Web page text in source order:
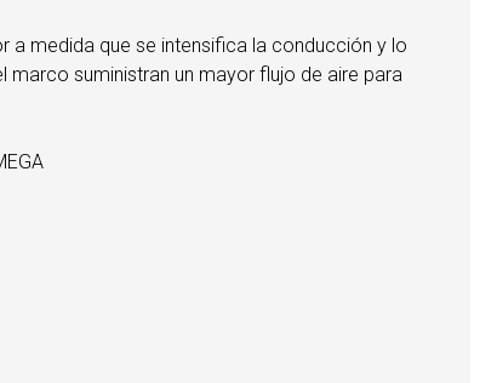
a medida que se intensifica la conducción y lo
marco suministran un mayor flujo de aire para